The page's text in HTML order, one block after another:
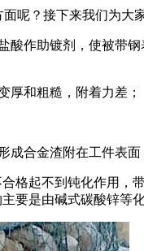
呢？接下来我们为大
酸作助镀剂，使被带
厚和粗糙，附着力差；
合金渣附在工件表面
格起不到钝化作用，
要是由碱式碳酸锌等化